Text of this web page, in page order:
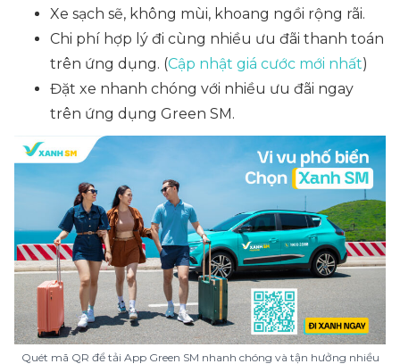
Xe sạch sẽ, không mùi, khoang ngồi rộng rãi.
Chi phí hợp lý đi cùng nhiều ưu đãi thanh toán
trên ứng dụng. (Cập nhật giá cước mới nhất)
Đặt xe nhanh chóng với nhiều ưu đãi ngay
trên ứng dụng Green SM.
Quét mã QR để tải App Green SM nhanh chóng và tận hưởng nhiều